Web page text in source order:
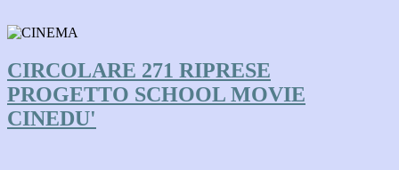
CIRCOLARE 271 RIPRESE
PROGETTO SCHOOL MOVIE
CINEDU'